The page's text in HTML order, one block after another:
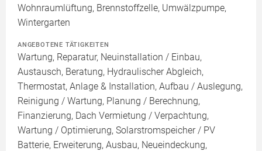
Wohnraumlüftung, Brennstoffzelle, Umwälzpumpe,
Wintergarten
ANGEBOTENE TÄTIGKEITEN
Wartung, Reparatur, Neuinstallation / Einbau,
Austausch, Beratung, Hydraulischer Abgleich,
Thermostat, Anlage & Installation, Aufbau / Auslegung,
Reinigung / Wartung, Planung / Berechnung,
Finanzierung, Dach Vermietung / Verpachtung,
Wartung / Optimierung, Solarstromspeicher / PV
Batterie, Erweiterung, Ausbau, Neueindeckung,